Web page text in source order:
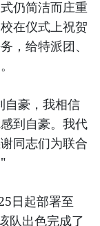
仍简洁而庄重
在仪式上祝贺
，给特派团、
自豪，我相信
到自豪。我代
同志们为联合
日起部署至
队出色完成了